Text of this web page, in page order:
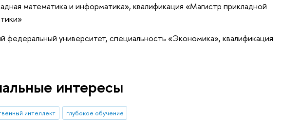
математика и информатика», квалификация «Магистр прикладной
федеральный университет, специальность «Экономика», квалификация
интересы
интеллект глубокое обучение